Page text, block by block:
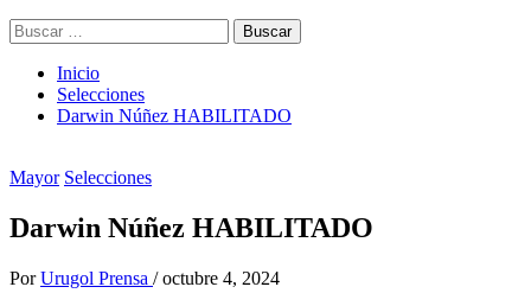
Buscar:
Inicio
Selecciones
Darwin Núñez HABILITADO
Mayor Selecciones
Darwin Núñez HABILITADO
Por Urugol Prensa / octubre 4, 2024